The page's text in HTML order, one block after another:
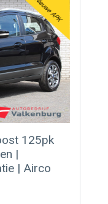
125pk
|
| Airco